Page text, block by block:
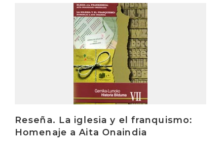
Reseña. La iglesia y el franquismo:
Homenaje a Aita Onaindia